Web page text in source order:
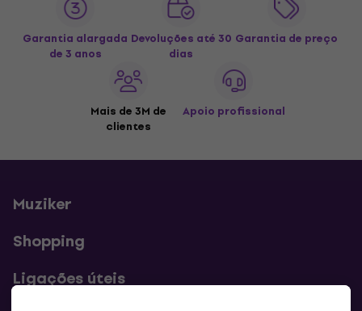
Garantia alargada
de 3 anos
Devoluções até 30
dias
Garantia de preço
Mais de 3M de
clientes
Apoio profissional
Muziker
Shopping
Ligações úteis